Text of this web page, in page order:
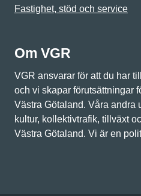
Fastighet, stöd och service
Om VGR
VGR ansvarar för att du har
och vi skapar förutsättningar
Västra Götaland. Våra andra
kultur, kollektivtrafik, tillväxt
Västra Götaland. Vi är en